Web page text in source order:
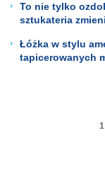
To nie tylko
sztukateria
Łóżka w stylu
tapicerowanych
1